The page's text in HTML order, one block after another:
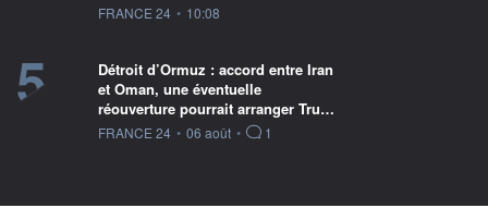
information fournie par
FRANCE 24 • 10:08
5
Détroit d’Ormuz : accord entre Iran
et Oman, une éventuelle
réouverture pourrait arranger Tru…
information fournie par
FRANCE 24 • 06 août • 1